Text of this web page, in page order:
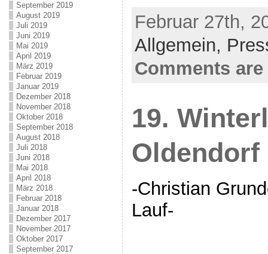
September 2019
August 2019
Juli 2019
Juni 2019
Mai 2019
April 2019
März 2019
Februar 2019
Januar 2019
Dezember 2018
November 2018
Oktober 2018
September 2018
August 2018
Juli 2018
Juni 2018
Mai 2018
April 2018
März 2018
Februar 2018
Januar 2018
Dezember 2017
November 2017
Oktober 2017
September 2017
Februar 27th,
Allgemein,
Comments
19.
Oldendorf
-Christian
Lauf-